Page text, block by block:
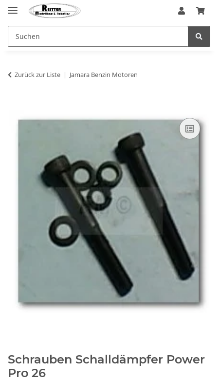
Zurück zur Liste Jamara Benzin Motoren
Schrauben Schalldämpfer Power
Pro 26